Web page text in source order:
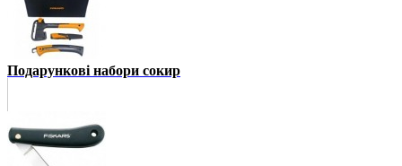
Подарункові набори сокир